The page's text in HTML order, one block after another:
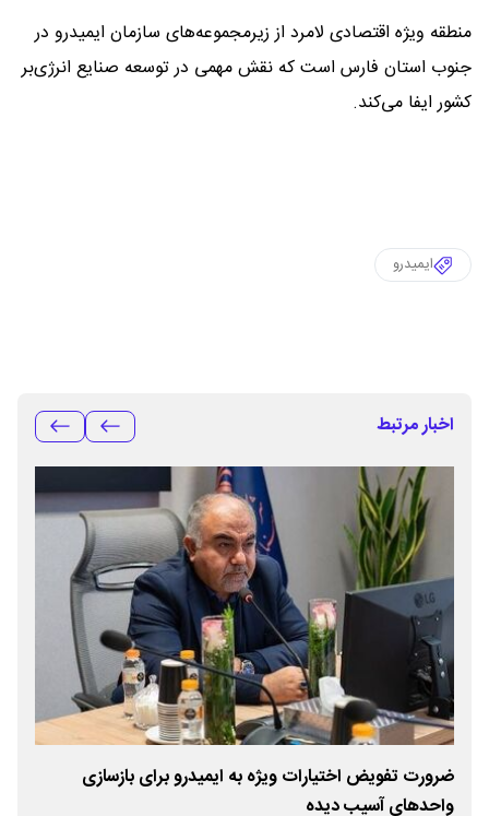
منطقه ویژه اقتصادی لامرد از زیرمجموعه‌های سازمان ایمیدرو در
جنوب استان فارس است که نقش مهمی در توسعه صنایع انرژی‌بر
کشور ایفا می‌کند.
ایمیدرو
اخبار مرتبط
ضرورت تفویض اختیارات ویژه به ایمیدرو برای بازسازی
واحدهای آسیب دیده